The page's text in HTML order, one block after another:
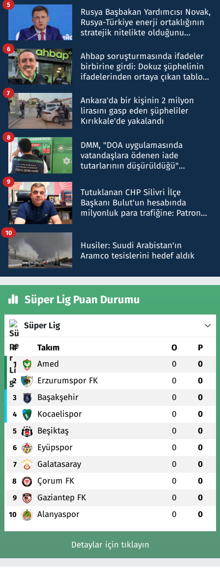
Rusya Başbakan Yardımcısı Novak,
Rusya-Türkiye enerji ortaklığının
stratejik nitelikte olduğunu
5
Ahbap soruşturmasında ifadeler
birbirine girdi: Dokuz şüphelinin
ifadelerinden ortaya çıkan tablo
6
Ankara'da bir kişinin 2 milyon
lirasını gasp eden şüpheliler
Kırıkkale'de yakalandı
7
DMM, "DOA uygulamasında
vatandaşlara ödenen iade
tutarlarının düşürüldüğü"
8
Tutuklanan CHP Silivri İlçe
Başkanı Bulut'un hesabında
milyonluk para trafiğine: Patron
9
Husiler: Suudi Arabistan'ın
Aramco tesislerini hedef aldık
10
Süper Lig Puan Durumu
Süper Lig
# Takım O P
1 Amed 0 0
2 Erzurumspor FK 0 0
3 Başakşehir 0 0
4 Kocaelispor 0 0
5 Beşiktaş 0 0
6 Eyüpspor 0 0
7 Galatasaray 0 0
8 Çorum FK 0 0
9 Gaziantep FK 0 0
10 Alanyaspor 0 0
Detaylar için tıklayın